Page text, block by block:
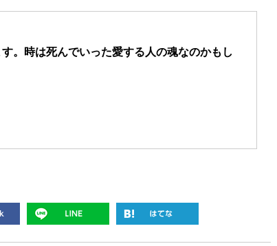
。時は死んでいった愛する人の魂なのかもし